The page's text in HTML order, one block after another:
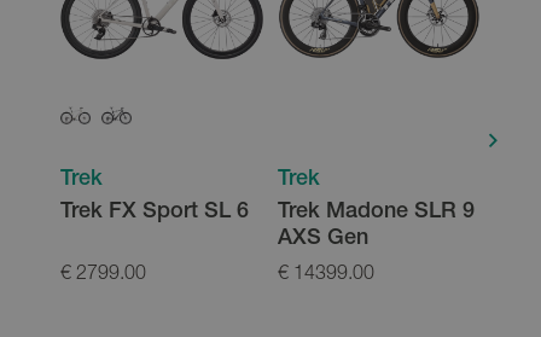
Trek
Trek FX Sport SL 6
€ 2799.00
Trek
Trek Madone SLR 9
AXS Gen
€ 14399.00